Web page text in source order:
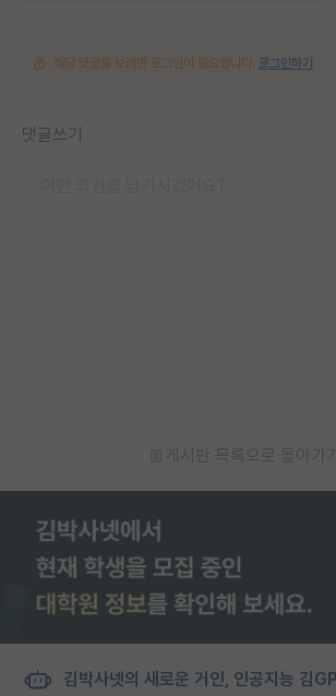
해당 댓글을 보려면 로그인이 필요합니다. 로그인하기
댓글쓰기
게시판 목록으로 돌아가기
김박사넷의 새로운 거인, 인공지능 김